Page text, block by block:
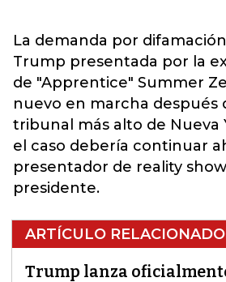
La demanda por
Trump presentada por la
de "Apprentice" Summer
nuevo en marcha después
tribunal más alto de Nueva
el caso debería continuar
presentador de reality
presidente.
ARTÍCULO RELACIONADO
Trump lanza